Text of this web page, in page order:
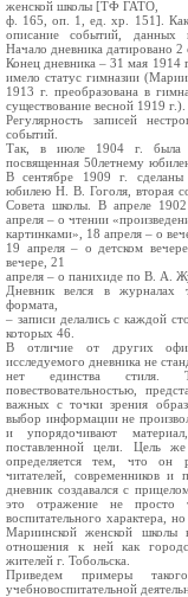
женской школы [ТФ ГАТО,
ф. 165, оп. 1, ед. хр. 151].
описание событий, данных
Начало дневника датировано 2
Конец дневника – 31 мая 1914
имело статус гимназии
1913 г. преобразована в
существование весной 1919 г.).
Регулярность записей
событий.
Так, в июле 1904 г. была
посвященная 50летнему
В сентябре 1909 г. сделаны
юбилею Н. В. Гоголя, вторая
Совета школы. В апреле
апреля – о чтении
картинками», 18 апреля – о
19 апреля – о детском
вечере, 21
апреля – о панихиде по В. А.
Дневник велся в журналах
формата,
– записи делались с каждой
которых 46.
В отличие от других
исследуемого дневника не
нет единства стиля.
повествовательностью,
важных с точки зрения
выбор информации не
и упорядочивают
поставленной цели. Цель
определяется тем, что он
читателей, современников
дневник создавался с
это отражение не просто
воспитательного характера,
Мариинской женской
отношения к ней как
жителей г. Тобольска.
Приведем примеры
учебновоспитательной